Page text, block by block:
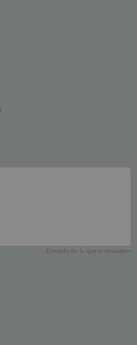
Ejemplo de lo que te enviamos